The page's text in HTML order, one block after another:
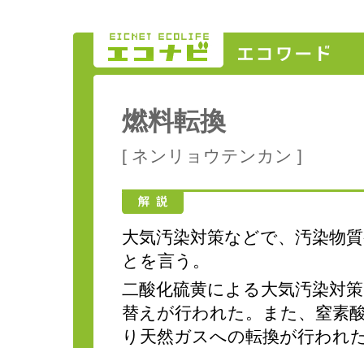
燃料転換
[ ネンリョウテンカン ]
大気汚染対策などで、汚染物
とを言う。
二酸化硫黄による大気汚染対
替えが行われた。また、窒素
り天然ガスへの転換が行われ